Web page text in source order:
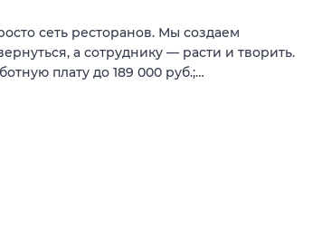
сеть ресторанов. Мы создаем
а сотруднику — расти и творить.
плату до 189 000 руб.;…